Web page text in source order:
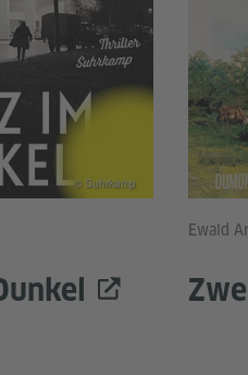
© Suhrkamp
Ewald